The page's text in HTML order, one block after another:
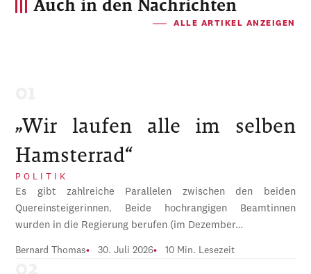
Auch in den Nachrichten
ALLE ARTIKEL ANZEIGEN
„Wir laufen alle im selben
Hamsterrad“
POLITIK
Es gibt zahlreiche Parallelen zwischen den beiden
Quereinsteigerinnen. Beide hochrangigen Beamtinnen
wurden in die Regierung berufen (im Dezember…
Bernard Thomas 30. Juli 2026 10 Min. Lesezeit